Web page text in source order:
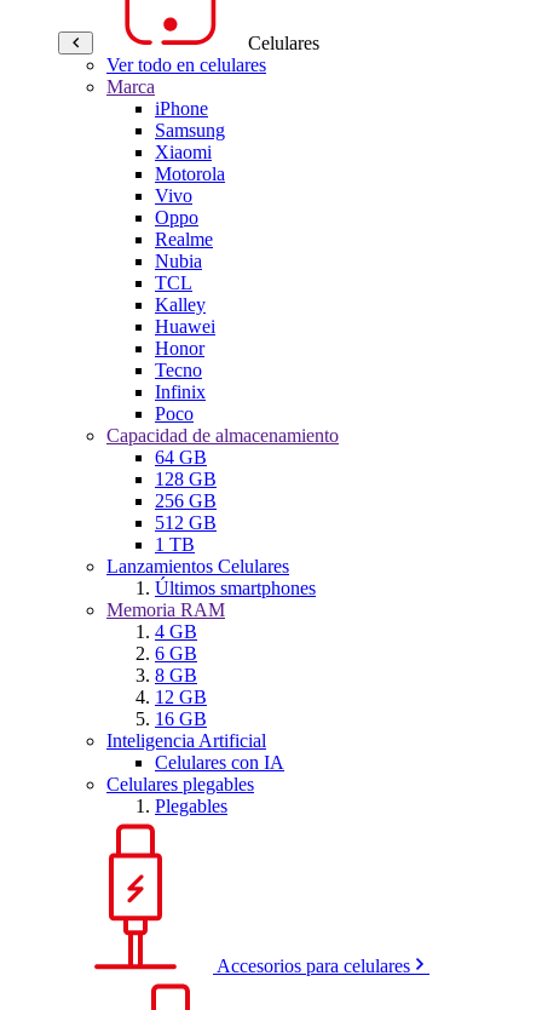
Celulares
Ver todo en celulares
Marca
iPhone
Samsung
Xiaomi
Motorola
Vivo
Oppo
Realme
Nubia
TCL
Kalley
Huawei
Honor
Tecno
Infinix
Poco
Capacidad de almacenamiento
64 GB
128 GB
256 GB
512 GB
1 TB
Lanzamientos Celulares
Últimos smartphones
Memoria RAM
4 GB
6 GB
8 GB
12 GB
16 GB
Inteligencia Artificial
Celulares con IA
Celulares plegables
Plegables
Accesorios para celulares